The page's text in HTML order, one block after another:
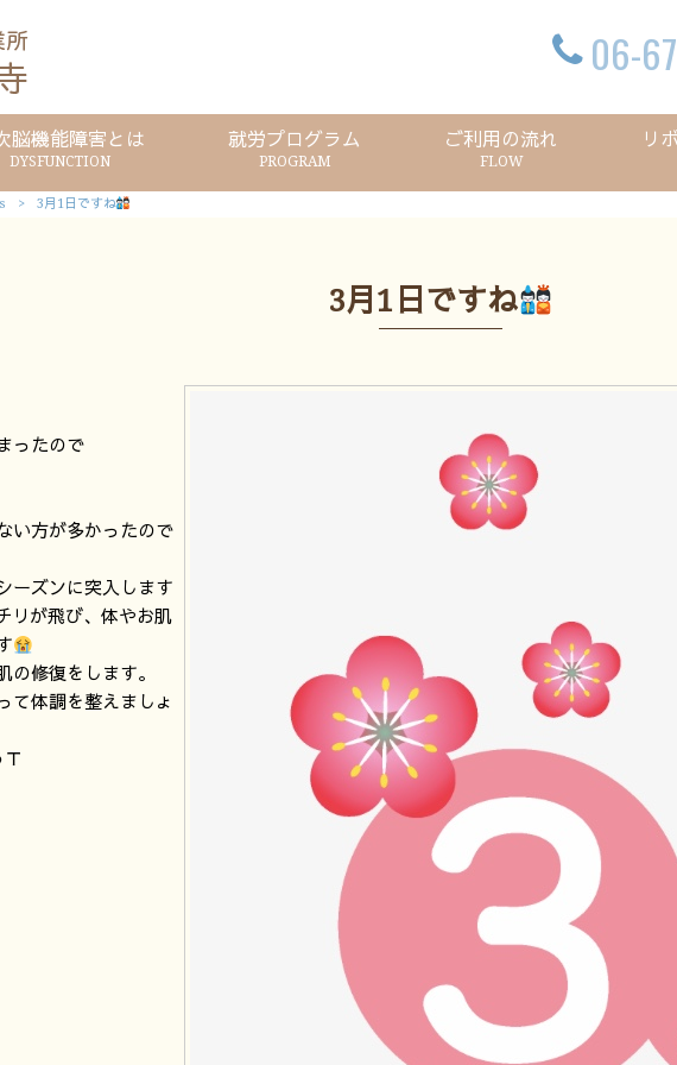
06-
脳機能障害とは
DYSFUNCTION
就労プログラム
PROGRAM
ご利用の流れ
FLOW
リ
> 3月1日ですね
3月1日ですね
ったので
い方が多かったので
ーズンに突入します
リが飛び、体やお肌
の修復をします。
て体調を整えましょ